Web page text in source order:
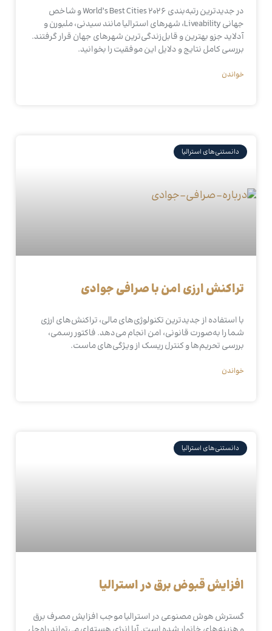
در جدیدترین رتبه‌بندی World’s Best Cities 2026 و شاخص
جهانی Liveability، شهرهای استرالیا مانند سیدنی، ملبورن و
آدلاید جزو بهترین و قابل‌زندگی‌ترین شهرهای جهان قرار گرفتند.
بررسی کامل نتایج و دلایل این موفقیت را بخوانید.
خواندن
دانستنی‌های استرالیا
تراکنش ارزی امن با صرافی جوادی
با استفاده از جدیدترین تکنولوژی‌های مالی، تراکنش‌های ارزی
شما را به‌صورت قانونی، امن انجام می‌دهد. فاکتور رسمی،
بررسی تحریم‌ها و کنترل ریسک از ویژگی‌های ماست.
خواندن
دانستنی‌های استرالیا
افزایش قبوض برق در استرالیا
گسترش هوش مصنوعی در استرالیا موجب افزایش مصرف برق